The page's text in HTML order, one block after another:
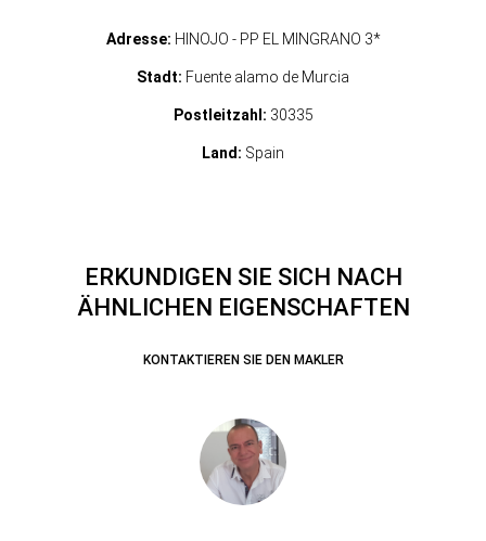
Adresse: HINOJO - PP EL MINGRANO 3*
Stadt: Fuente alamo de Murcia
Postleitzahl: 30335
Land: Spain
ERKUNDIGEN SIE SICH NACH
ÄHNLICHEN EIGENSCHAFTEN
KONTAKTIEREN SIE DEN MAKLER